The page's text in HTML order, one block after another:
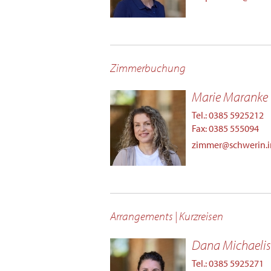
Zimmerbuchung
Marie Maranke
Tel.: 0385 5925212
Fax: 0385 555094
Arrangements | Kurzreisen
Dana Michaelis
Tel.: 0385 5925271